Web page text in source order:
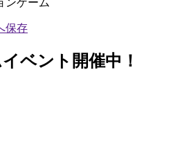
ンゲーム
ベント開催中！